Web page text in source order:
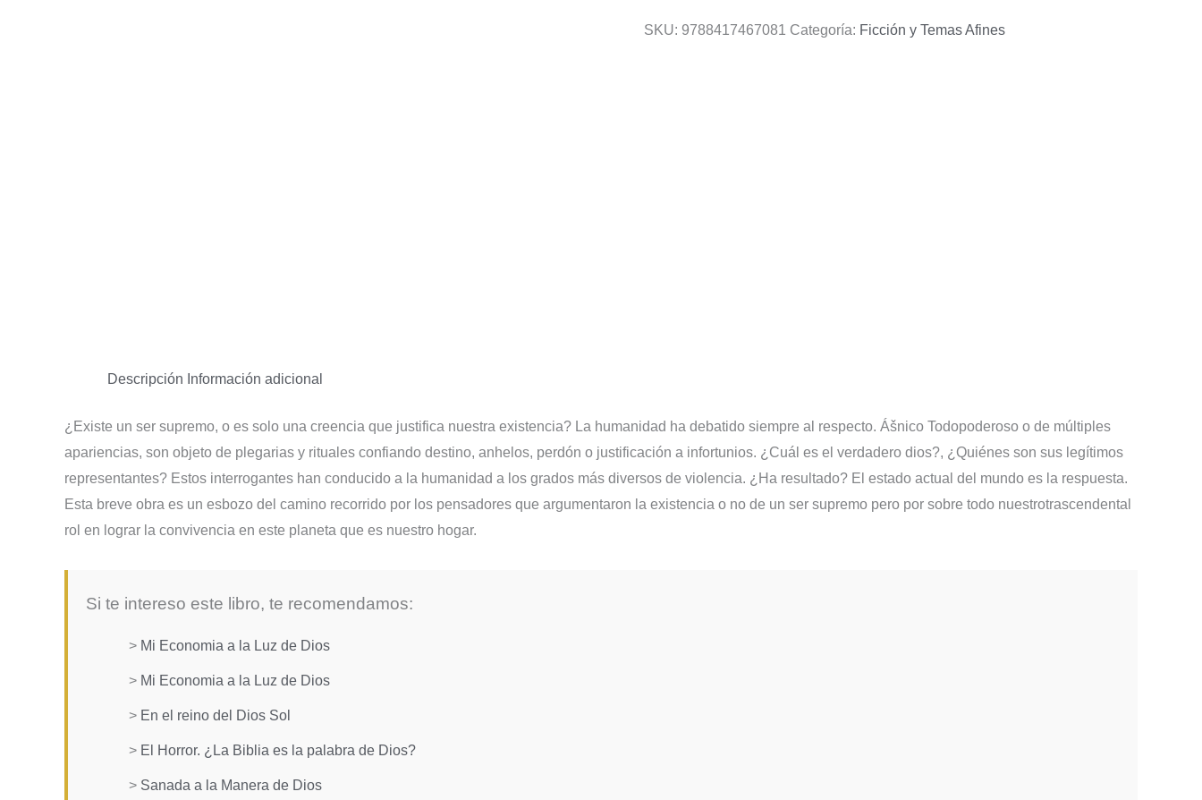
SKU: 9788417467081 Categoría: Ficción y Temas Afines
Descripción Información adicional
¿Existe un ser supremo, o es solo una creencia que justifica nuestra existencia? La humanidad ha debatido siempre al respecto. Ášnico Todopoderoso o de múltiples
apariencias, son objeto de plegarias y rituales confiando destino, anhelos, perdón o justificación a infortunios. ¿Cuál es el verdadero dios?, ¿Quiénes son sus legítimos
representantes? Estos interrogantes han conducido a la humanidad a los grados más diversos de violencia. ¿Ha resultado? El estado actual del mundo es la respuesta.
Esta breve obra es un esbozo del camino recorrido por los pensadores que argumentaron la existencia o no de un ser supremo pero por sobre todo nuestrotrascendental
rol en lograr la convivencia en este planeta que es nuestro hogar.
Si te intereso este libro, te recomendamos:
> Mi Economia a la Luz de Dios
> Mi Economia a la Luz de Dios
> En el reino del Dios Sol
> El Horror. ¿La Biblia es la palabra de Dios?
> Sanada a la Manera de Dios